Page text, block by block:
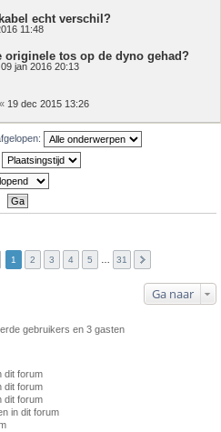
echt verschil?
11:48
originele tos op de dyno gehad?
09 jan 2016 20:13
« 19 dec 2015 13:26
1 2 3 4 5 … 31
Ga naar
gebruikers en 3 gasten
dit forum
dit forum
dit forum
in dit forum